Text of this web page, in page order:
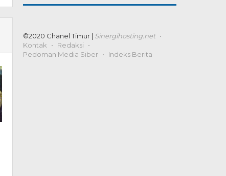
©2020 Chanel Timur | Sinergihosting.net
Kontak
Redaksi
Pedoman Media Siber
Indeks Berita